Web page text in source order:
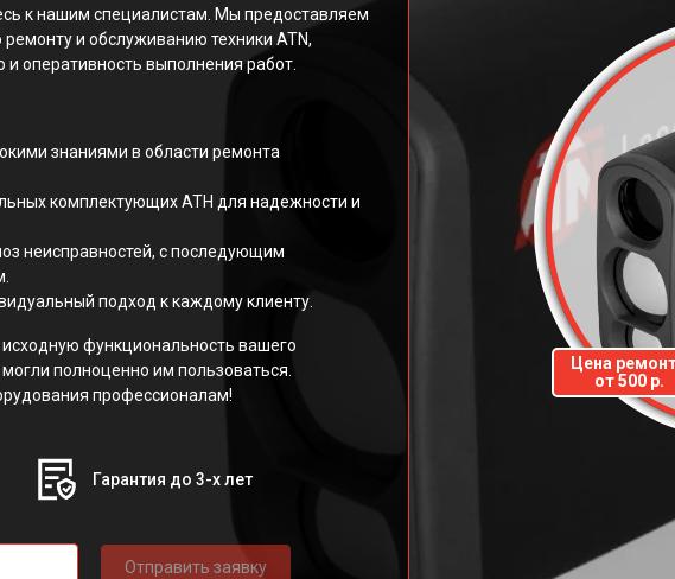
к нашим специалистам. Мы предоставляем
и обслуживанию техники ATN,
и оперативность выполнения работ.
знаниями в области ремонта
комплектующих АТН для надежности и
неисправностей, с последующим
подход к каждому клиенту.
функциональность вашего
полноценно им пользоваться.
профессионалам!
Гарантия до 3-х лет
Отправить заявку
Цена
от 500 р.